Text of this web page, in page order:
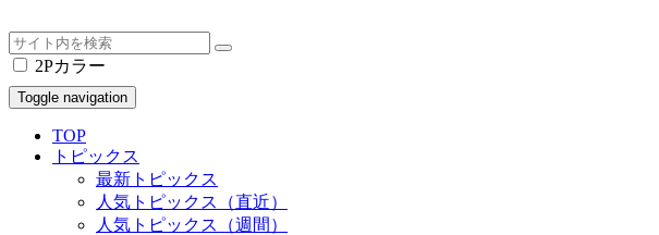
2Pカラー
Toggle navigation
TOP
トピックス
最新トピックス
人気トピックス（直近）
人気トピックス（週間）